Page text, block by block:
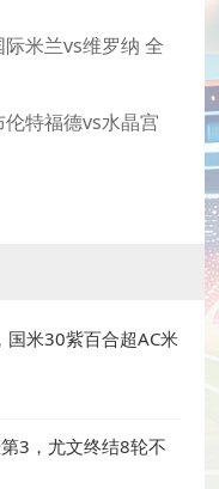
米兰vs维罗纳 全
特福德vs水晶宫
国米30紫百合超AC米
3，尤文终结8轮不